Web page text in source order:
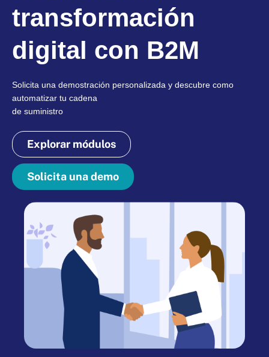
transformación
digital con B2M
Solicita una demostración personalizada y descubre como
automatizar tu cadena
de suministro
Explorar módulos
Solicita una demo